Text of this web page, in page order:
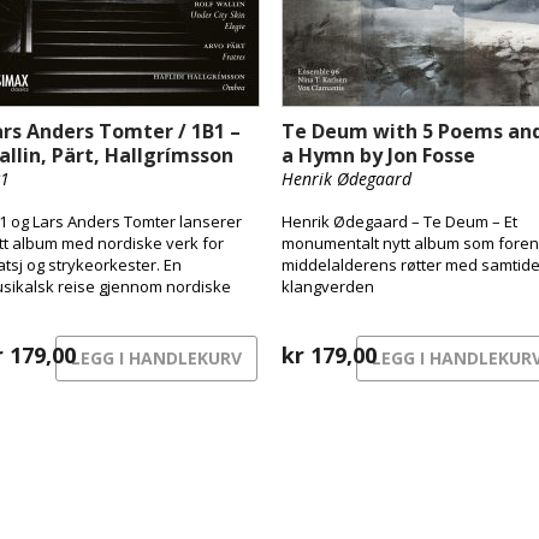
Anders Tomter / 1B1 –
Pärt, Hallgrímsson
og Lars Anders Tomter lanserer
album med nordiske verk for
og strykeorkester. En
reise gjennom nordiske
stille sang.
179,00LEGG I HANDLEKURV
Te Deum with 5 Poems
a Hymn by Jon Fosse
Henrik Ødegaard
Henrik Ødegaard – Te Deum – Et
monumentalt nytt album som
middelalderens røtter med
klangverden
kr 179,00LEGG I